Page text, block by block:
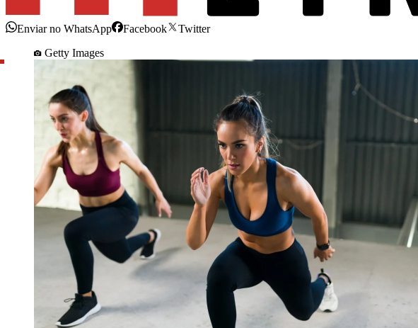
Enviar no WhatsApp Facebook
Twitter
Getty Images